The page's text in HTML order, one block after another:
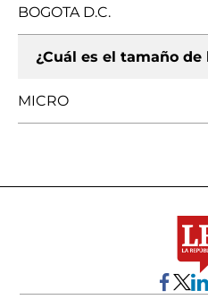
BOGOTA D.C.
¿Cuál es el tamaño de
MICRO